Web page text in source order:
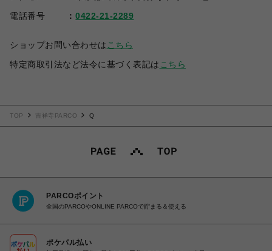
電話番号
0422-21-2289
ショップお問い合わせは こちら
特定商取引法など法令に基づく表記は こちら
TOP 吉祥寺PARCO Q
PARCOポイント
全国のPARCOやONLINE PARCOで貯まる＆使える
ポケパル払い